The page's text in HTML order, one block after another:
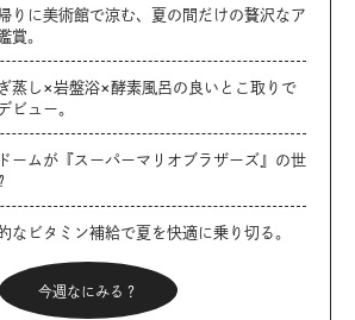
りに美術館で涼む、夏の間だけの贅沢なア
賞。
蒸し×岩盤浴×酵素風呂の良いとこ取りで
ビュー。
ームが『スーパーマリオブラザーズ』の世
なビタミン補給で夏を快適に乗り切る。
今週なにみる？